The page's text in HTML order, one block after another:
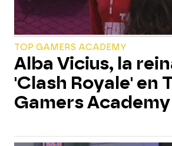
TOP GAMERS ACADEMY
Alba Vicius, la
'Clash Royale' en
Gamers Academy